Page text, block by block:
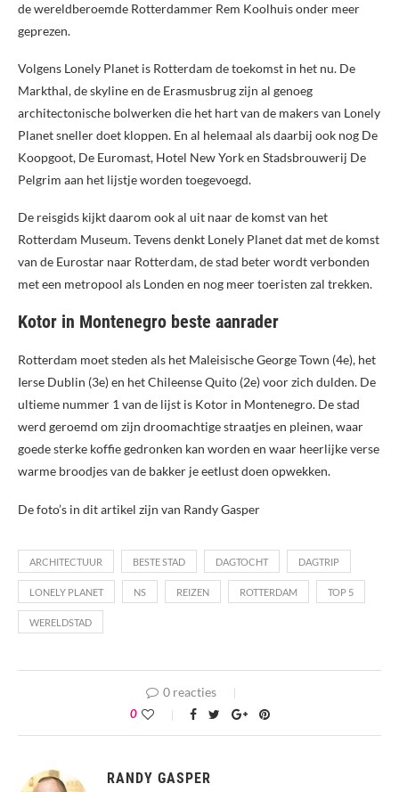
de wereldberoemde Rotterdammer Rem Koolhuis onder meer
geprezen.
Volgens Lonely Planet is Rotterdam de toekomst in het nu. De
Markthal, de skyline en de Erasmusbrug zijn al genoeg
architectonische bolwerken die het hart van de makers van Lonely
Planet sneller doet kloppen. En al helemaal als daarbij ook nog De
Koopgoot, De Euromast, Hotel New York en Stadsbrouwerij De
Pelgrim aan het lijstje worden toegevoegd.
De reisgids kijkt daarom ook al uit naar de komst van het
Rotterdam Museum. Tevens denkt Lonely Planet dat met de komst
van de Eurostar naar Rotterdam, de stad beter wordt verbonden
met een metropool als Londen en nog meer toeristen zal trekken.
Kotor in Montenegro beste aanrader
Rotterdam moet steden als het Maleisische George Town (4e), het
Ierse Dublin (3e) en het Chileense Quito (2e) voor zich dulden. De
ultieme nummer 1 van de lijst is Kotor in Montenegro. De stad
werd geroemd om zijn droomachtige straatjes en pleinen, waar
goede sterke koffie gedronken kan worden en waar heerlijke verse
warme broodjes van de bakker je eetlust doen opwekken.
De foto’s in dit artikel zijn van Randy Gasper
ARCHITECTUUR BESTE STAD DAGTOCHT DAGTRIP
LONELY PLANET NS REIZEN ROTTERDAM TOP 5
WERELDSTAD
0 reacties
0
RANDY GASPER